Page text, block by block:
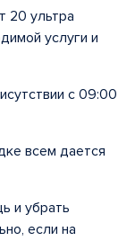
20 ультра
услуги и
с 09:00
всем дается
и убрать
если на